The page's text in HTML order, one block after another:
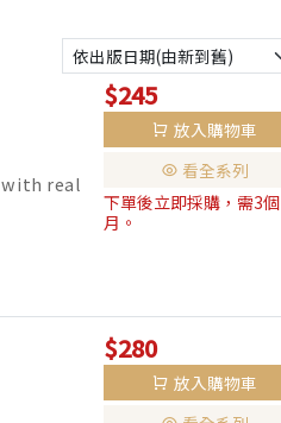
real
$245
放入購物車
看全系列
下單後立即採購，需3個
月。
$280
放入購物車